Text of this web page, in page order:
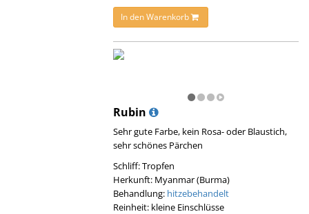
In den Warenkorb
Rubin
Sehr gute Farbe, kein Rosa- oder Blaustich,
sehr schönes Pärchen
Schliff: Tropfen
Herkunft: Myanmar (Burma)
Behandlung: hitzebehandelt
Reinheit: kleine Einschlüsse